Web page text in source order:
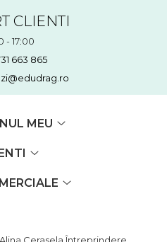
CLIENTI
- 17:00
663 865
MEU